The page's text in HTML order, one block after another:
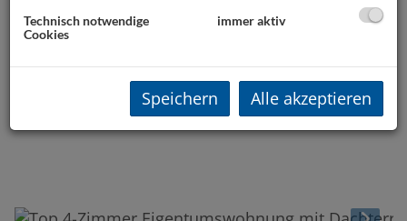
Technisch notwendige
Cookies
immer aktiv
Speichern Alle akzeptieren